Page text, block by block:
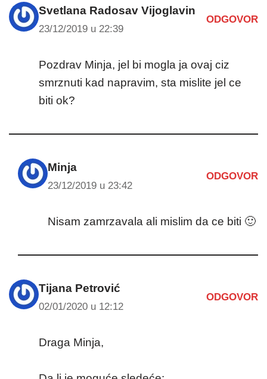
Svetlana Radosav Vijoglavin
23/12/2019 u 22:39
ODGOVOR
Pozdrav Minja, jel bi mogla ja ovaj ciz
smrznuti kad napravim, sta mislite jel ce
biti ok?
Minja
23/12/2019 u 23:42
ODGOVOR
Nisam zamrzavala ali mislim da ce biti 🙂
Tijana Petrović
02/01/2020 u 12:12
ODGOVOR
Draga Minja,